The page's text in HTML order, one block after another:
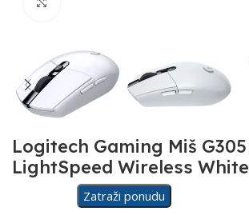
Logitech Gaming Miš G305
LightSpeed Wireless White
Zatraži ponudu